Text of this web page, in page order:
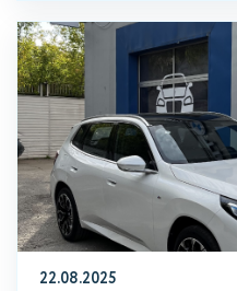
22.08.2025